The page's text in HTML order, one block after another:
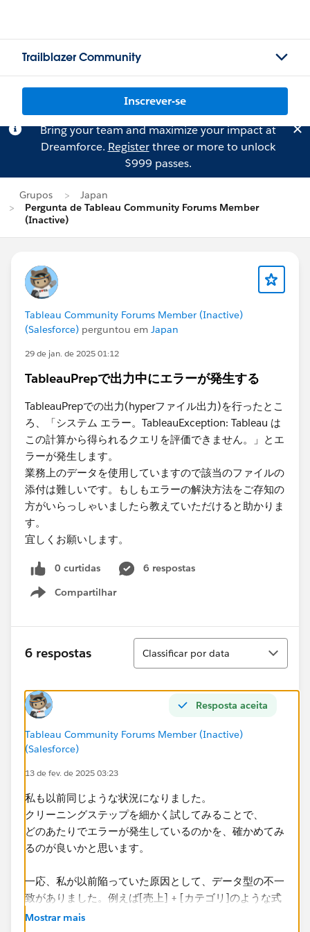
Trailblazer Community
Inscrever-se
Bring your team and maximize your impact at
Dreamforce. Registerthree or more to unlock
$999 passes.
Grupos
Japan
Pergunta de Tableau Community Forums Member
(Inactive)
Tableau Community Forums Member (Inactive)
(Salesforce) perguntou em Japan
29 de jan. de 2025 01:12
TableauPrepで出力中にエラーが発生する
TableauPrepでの出力(hyperファイル出力)を行ったとこ
ろ、「システム エラー。TableauException: Tableau は
この計算から得られるクエリを評価できません。」とエ
ラーが発生します。
業務上のデータを使用していますので該当のファイルの
添付は難しい​です。もしもエラーの解決方法をご存知の
方がいらっしゃいましたら教えていただけると助かりま
す。
宜しくお願いします。​
0 curtidas
6 respostas
Compartilhar
Show menu
6 respostas
Classificar
Classificar por data
Resposta aceita
Tableau Community Forums Member (Inactive)
(Salesforce)
13 de fev. de 2025 03:23
私も以前同じような状況になりました。​
クリーニングステップを細かく試してみることで、
どのあたりでエラーが発生しているのかを、確かめてみ
るのが良いかと思います。
一応、私が以前陥っていた原因として、データ型の不一
致がありました。例えば[売上] + [カテゴリ]のような式
で、売上＝数値・カテゴリ＝文字列 、、といったよう
Mostrar mais